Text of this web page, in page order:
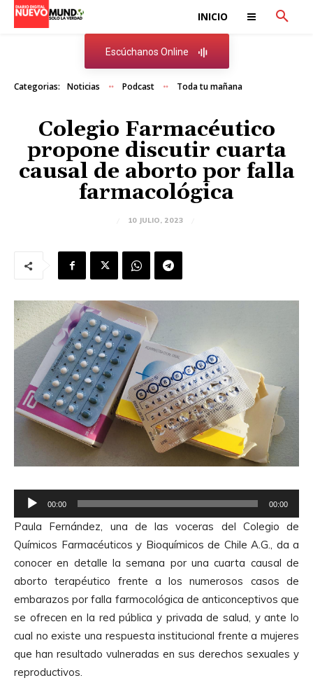
INICIO
Escúchanos Online
Categorias: Noticias Podcast Toda tu mañana
Colegio Farmacéutico
propone discutir cuarta
causal de aborto por falla
farmacológica
10 JULIO, 2023
e
p
r
o
d
u
c
t
o
r
00:00 00:00
Paula Fernández, una de las voceras del Colegio de
Químicos Farmacéuticos y Bioquímicos de Chile A.G., da a
conocer en detalle la semana por una cuarta causal de
aborto terapéutico frente a los numerosos casos de
embarazos por falla farmocológica de anticonceptivos que
se ofrecen en la red pública y privada de salud, y ante lo
cual no existe una respuesta institucional frente a mujeres
que han resultado vulneradas en sus derechos sexuales y
reproductivos.